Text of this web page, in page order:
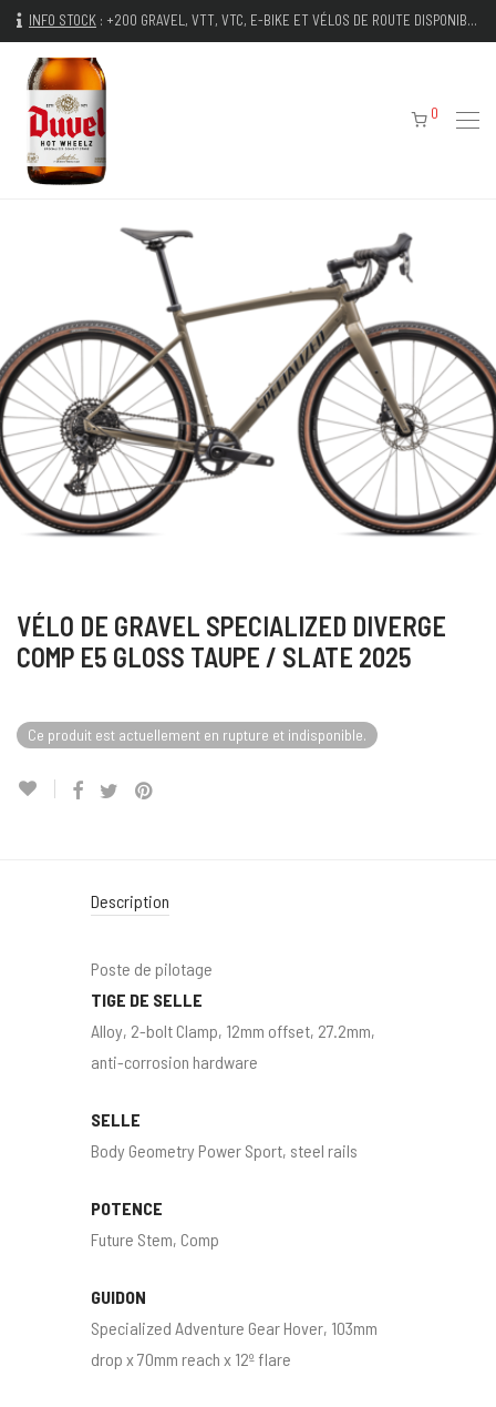
INFO STOCK : +200 GRAVEL, VTT, VTC, E-BIKE ET VÉLOS DE ROUTE DISPONIBLES IMMÉDIATEMENT
0
VÉLO DE GRAVEL SPECIALIZED DIVERGE
COMP E5 GLOSS TAUPE / SLATE 2025
Ce produit est actuellement en rupture et indisponible.
Description
Poste de pilotage
TIGE DE SELLE
Alloy, 2-bolt Clamp, 12mm offset, 27.2mm,
anti-corrosion hardware
SELLE
Body Geometry Power Sport, steel rails
POTENCE
Future Stem, Comp
GUIDON
Specialized Adventure Gear Hover, 103mm
drop x 70mm reach x 12º flare